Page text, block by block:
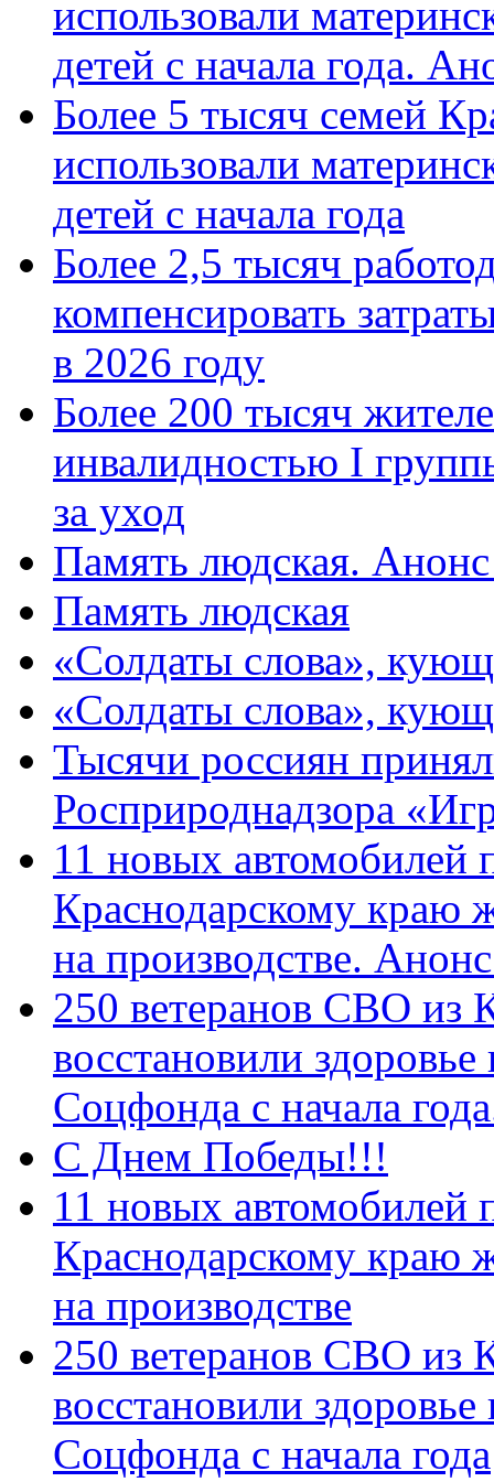
использовали
детей с начала года.
Более 5 тысяч семей
использовали
детей с начала года
Более 2,5 тысяч
компенсировать
в 2026 году
Более 200 тысяч
инвалидностью I
за уход
Память людская.
Память людская
«Солдаты слова»,
«Солдаты слова»,
Тысячи россиян
Росприроднадзора
11 новых автомобилей
Краснодарскому краю
на производстве.
250 ветеранов СВО из
восстановили
Соцфонда с начала
С Днем Победы!!!
11 новых автомобилей
Краснодарскому краю
на производстве
250 ветеранов СВО из
восстановили
Соцфонда с начала года